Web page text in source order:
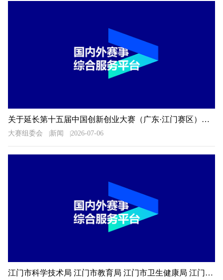
关于延长第十五届中国创新创业大赛（广东·江门赛区）暨2026年江门市“科技杯”创新创业大赛报名时间的通知
大赛组委会 新闻 2026-07-06
江门市科学技术局 江门市教育局 江门市卫生健康局 江门市科学技术协会关于公布2026年广东省科普讲解大赛江门选拔赛决赛入围选手名单的通知